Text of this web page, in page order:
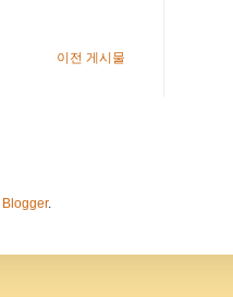
이전 게시물
Blogger.